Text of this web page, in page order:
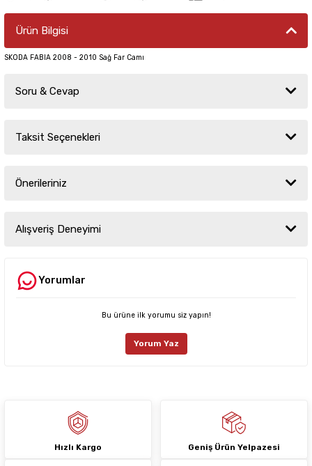
Ürün Bilgisi
SKODA FABIA 2008 - 2010 Sağ Far Camı
Soru & Cevap
Ürün hakkında henüz soru sorulmamış.
Taksit Seçenekleri
Önerileriniz
yetersiz gördüğünüz noktaları öneri formunu kullanarak tarafımıza
iletebilirsiniz.
Ürün resmi kalitesiz, bozuk veya görüntülenemiyor.
Ürün fiyatı diğer sitelerden daha pahalı.
Alışveriş Deneyimi
Deneyimini Paylaş
Yorumlar
Bu ürüne ilk yorumu siz yapın!
Yorum Yaz
Hızlı Kargo Geniş Ürün Yelpazesi